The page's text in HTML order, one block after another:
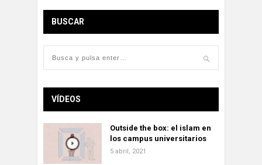
BUSCAR
VÍDEOS
Outside the box: el islam en
los campus universitarios
5 abril, 2021